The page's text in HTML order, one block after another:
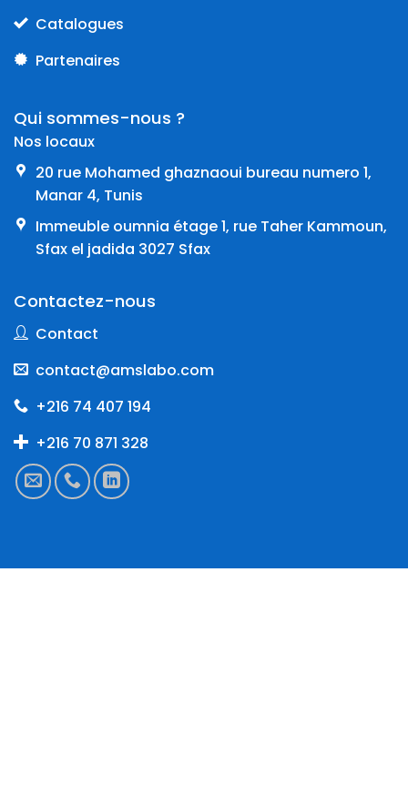
Catalogues
Partenaires
Qui sommes-nous ?
Nos locaux
20 rue Mohamed ghaznaoui bureau numero 1,
Manar 4, Tunis
Immeuble oumnia étage 1, rue Taher Kammoun,
Sfax el jadida 3027 Sfax
Contactez-nous
Contact
contact@amslabo.com
+216 74 407 194
+216 70 871 328